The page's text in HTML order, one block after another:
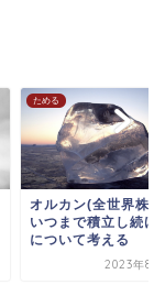
ためる
オルカン(全世界株
いつまで積立し続け
について考える
2023年8